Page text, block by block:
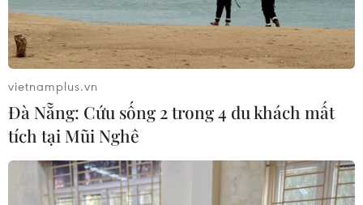
Tổng Biên tập: TRẦN TIẾN DUẨN
Phó Tổng Biên tập: NGUYỄN THỊ TÁM, KHÚC THANH
Sở hữu trí tuệ
Quy định sử dụng
Ngôn ngữ
vietnamplus.vn
Đà Nẵng: Cứu sống 2 trong 4 du khách mất
tích tại Mũi Nghê